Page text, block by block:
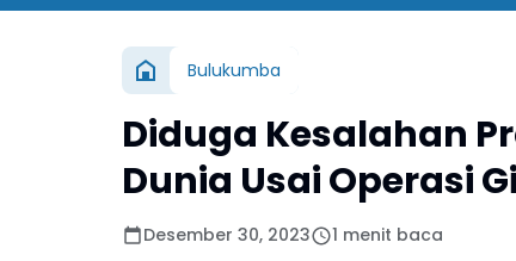
Bulukumba
Diduga Kesalahan
Dunia Usai Operasi
Desember 30, 2023 1 menit baca